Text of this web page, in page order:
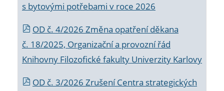
s bytovými potřebami v roce 2026
OD č. 4/2026 Změna opatření děkana
č. 18/2025, Organizační a provozní řád
Knihovny Filozofické fakulty Univerzity Karlovy
OD č. 3/2026 Zrušení Centra strategických